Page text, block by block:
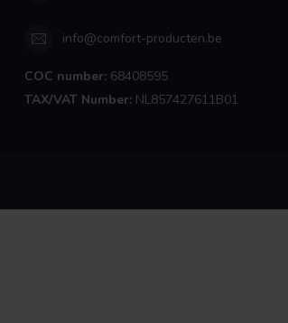
info@comfort-producten.be
COC number: 68408595
TAX/VAT Number: NL857427611B01